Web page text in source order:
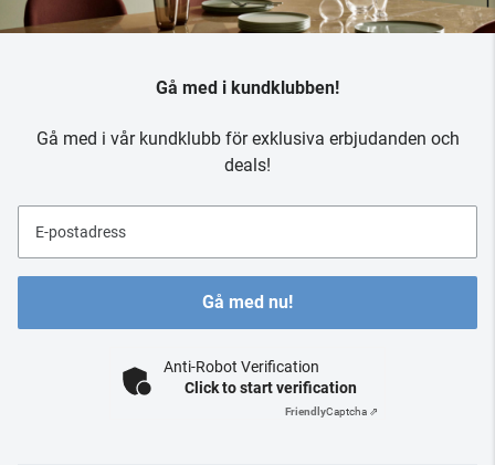
Gå med i kundklubben!
Gå med i vår kundklubb för exklusiva erbjudanden och
deals!
E-postadress
Gå med nu!
Anti-Robot Verification
Click to start verification
FriendlyCaptcha ⇗